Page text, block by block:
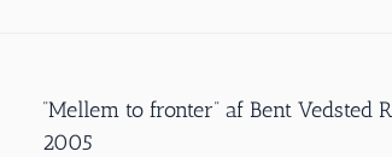
”Mellem to fronter” af Bent Vedsted
2005